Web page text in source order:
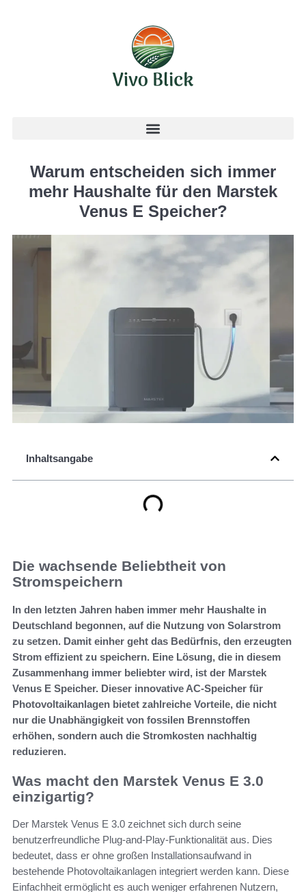
Warum entscheiden sich immer
mehr Haushalte für den Marstek
Venus E Speicher?
Inhaltsangabe
Die wachsende Beliebtheit von
Stromspeichern
In den letzten Jahren haben immer mehr Haushalte in
Deutschland begonnen, auf die Nutzung von Solarstrom
zu setzen. Damit einher geht das Bedürfnis, den erzeugten
Strom effizient zu speichern. Eine Lösung, die in diesem
Zusammenhang immer beliebter wird, ist der Marstek
Venus E Speicher. Dieser innovative AC-Speicher für
Photovoltaikanlagen bietet zahlreiche Vorteile, die nicht
nur die Unabhängigkeit von fossilen Brennstoffen
erhöhen, sondern auch die Stromkosten nachhaltig
reduzieren.
Was macht den Marstek Venus E 3.0
einzigartig?
Der Marstek Venus E 3.0 zeichnet sich durch seine
benutzerfreundliche Plug-and-Play-Funktionalität aus. Dies
bedeutet, dass er ohne großen Installationsaufwand in
bestehende Photovoltaikanlagen integriert werden kann. Diese
Einfachheit ermöglicht es auch weniger erfahrenen Nutzern,